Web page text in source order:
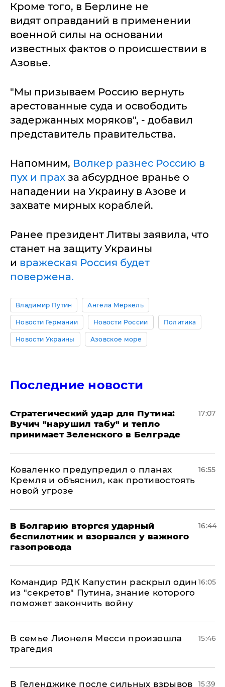
Кроме того, в Берлине не
видят оправданий в применении
военной силы на основании
известных фактов о происшествии в
Азовье.
"Мы призываем Россию вернуть
арестованные суда и освободить
задержанных моряков", - добавил
представитель правительства.
Напомним, Волкер разнес Россию в
пух и прах за абсурдное вранье о
нападении на Украину в Азове и
захвате мирных кораблей.
Ранее президент Литвы заявила, что
станет на защиту Украины
и вражеская Россия будет
повержена.
Владимир Путин Ангела Меркель
Новости Германии Новости России Политика
Новости Украины Азовское море
Последние новости
Стратегический удар для Путина:
Вучич "нарушил табу" и тепло
принимает Зеленского в Белграде
17:07
Коваленко предупредил о планах
Кремля и объяснил, как противостоять
новой угрозе
16:55
В Болгарию вторгся ударный
беспилотник и взорвался у важного
газопровода
16:44
Командир РДК Капустин раскрыл один
из "секретов" Путина, знание которого
поможет закончить войну
16:05
В семье Лионеля Месси произошла
трагедия
15:46
В Геленджике после сильных взрывов 15:39